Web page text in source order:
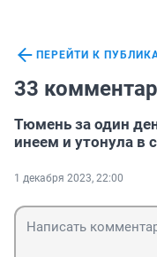
ПЕРЕЙТИ К
33
Тюмень за один
инеем и утонула в
1 декабря 2023, 22:00